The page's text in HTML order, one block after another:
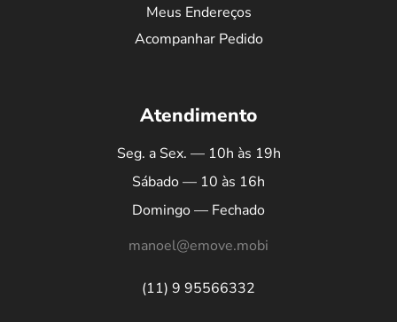
Meus Endereços
Acompanhar Pedido
Atendimento
Seg. a Sex. — 10h às 19h
Sábado — 10 às 16h
Domingo — Fechado
manoel@emove.mobi
(11) 9 95566332